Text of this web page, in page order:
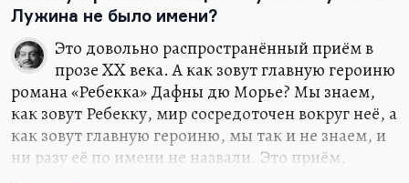
скорее на Западе. Как и страшный прогноз
Замятина из романа «Мы», скорее осуществился в
образе тотально прозрачного общества на Западе,
нежели в…
Лужина не было имени?
Это довольно распространённый приём в
прозе XX века. А как зовут главную героиню
романа «Ребекка» Дафны дю Морье? Мы знаем,
как зовут Ребекку, мир сосредоточен вокруг неё, а
как зовут главную героиню, мы так и не знаем, и
ни разу её по имени не назвали. Это приём,